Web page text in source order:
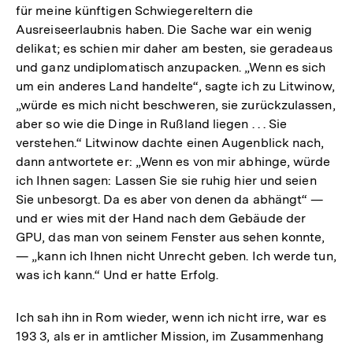
für meine künftigen Schwiegereltern die
Ausreiseerlaubnis haben. Die Sache war ein wenig
delikat; es schien mir daher am besten, sie geradeaus
und ganz undiplomatisch anzupacken. „Wenn es sich
um ein anderes Land handelte“, sagte ich zu Litwinow,
„würde es mich nicht beschweren, sie zurückzulassen,
aber so wie die Dinge in Rußland liegen . . . Sie
verstehen.“ Litwinow dachte einen Augenblick nach,
dann antwortete er: „Wenn es von mir abhinge, würde
ich Ihnen sagen: Lassen Sie sie ruhig hier und seien
Sie unbesorgt. Da es aber von denen da abhängt“ —
und er wies mit der Hand nach dem Gebäude der
GPU, das man von seinem Fenster aus sehen konnte,
— „kann ich Ihnen nicht Unrecht geben. Ich werde tun,
was ich kann.“ Und er hatte Erfolg.
Ich sah ihn in Rom wieder, wenn ich nicht irre, war es
193 3, als er in amtlicher Mission, im Zusammenhang